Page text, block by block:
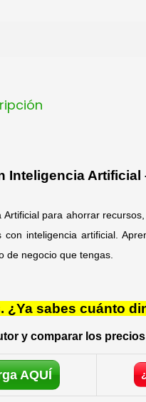
Inteligencia Artificial
para ahorrar
inteligencia artificial.
de negocio que tengas.
sabes cuánto
y comparar los
AQUÍ